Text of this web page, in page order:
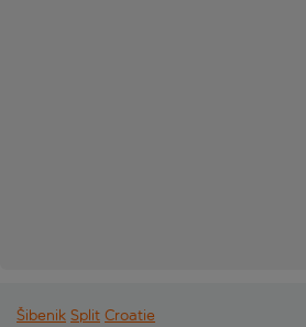
Šibenik Split Croatie